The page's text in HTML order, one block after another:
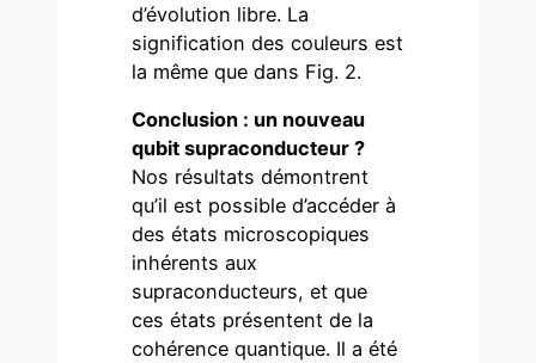
d’évolution libre. La
signification des couleurs est
la même que dans Fig. 2.
Conclusion : un nouveau
qubit supraconducteur ?
Nos résultats démontrent
qu’il est possible d’accéder à
des états microscopiques
inhérents aux
supraconducteurs, et que
ces états présentent de la
cohérence quantique. Il a été